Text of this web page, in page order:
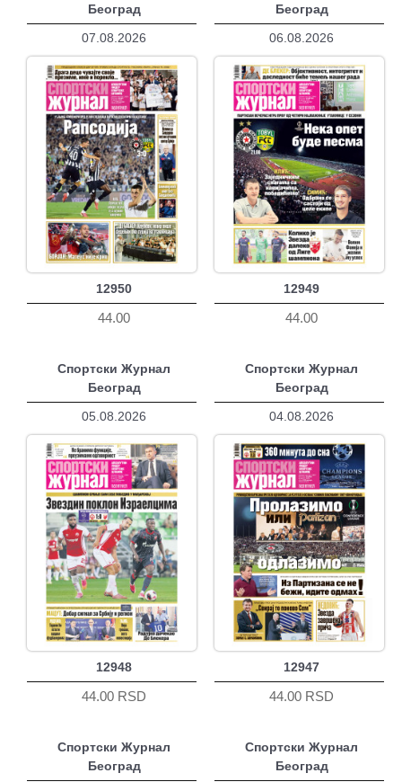
Београд
07.08.2026
12950
44.00
Београд
06.08.2026
12949
44.00
Спортски Журнал
Београд
05.08.2026
12948
44.00 RSD
Спортски Журнал
Београд
04.08.2026
12947
44.00 RSD
Спортски Журнал
Београд
Спортски Журнал
Београд